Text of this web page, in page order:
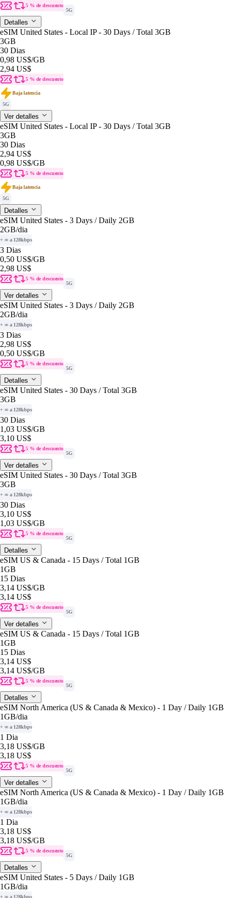
5 % de descuento
5G
Detalles
eSIM United States - Local IP - 30 Days / Total 3GB
3GB
30 Dias
0,98 US$/GB
2,94 US$
5 % de descuento
Baja latencia
5G
Ver detalles
eSIM United States - Local IP - 30 Days / Total 3GB
3GB
30 Dias
2,94 US$
0,98 US$/GB
5 % de descuento
Baja latencia
5G
Detalles
eSIM United States - 3 Days / Daily 2GB
2GB/dia
+ ∞ a 128kbps
3 Dias
0,50 US$/GB
2,98 US$
5 % de descuento
5G
Ver detalles
eSIM United States - 3 Days / Daily 2GB
2GB/dia
+ ∞ a 128kbps
3 Dias
2,98 US$
0,50 US$/GB
5 % de descuento
5G
Detalles
eSIM United States - 30 Days / Total 3GB
3GB
+ ∞ a 128kbps
30 Dias
1,03 US$/GB
3,10 US$
5 % de descuento
5G
Ver detalles
eSIM United States - 30 Days / Total 3GB
3GB
+ ∞ a 128kbps
30 Dias
3,10 US$
1,03 US$/GB
5 % de descuento
5G
Detalles
eSIM US & Canada - 15 Days / Total 1GB
1GB
15 Dias
3,14 US$/GB
3,14 US$
5 % de descuento
5G
Ver detalles
eSIM US & Canada - 15 Days / Total 1GB
1GB
15 Dias
3,14 US$
3,14 US$/GB
5 % de descuento
5G
Detalles
eSIM North America (US & Canada & Mexico) - 1 Day / Daily 1GB
1GB/dia
+ ∞ a 128kbps
1 Dia
3,18 US$/GB
3,18 US$
5 % de descuento
5G
Ver detalles
eSIM North America (US & Canada & Mexico) - 1 Day / Daily 1GB
1GB/dia
+ ∞ a 128kbps
1 Dia
3,18 US$
3,18 US$/GB
5 % de descuento
5G
Detalles
eSIM United States - 5 Days / Daily 1GB
1GB/dia
+ ∞ a 128kbps